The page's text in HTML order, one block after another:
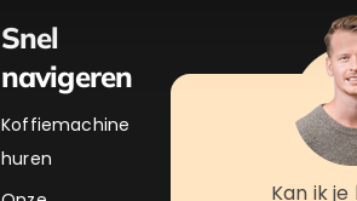
Snel
navigeren
Koffiemachine
huren
Kan ik